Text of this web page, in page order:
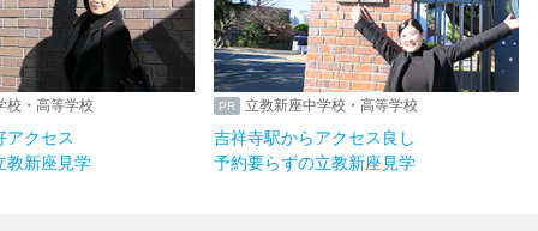
校・高等学校
アクセス
教新座見学
立教新座中学校・高等学校
吉祥寺駅からアクセス良し
予約要らずの立教新座見学